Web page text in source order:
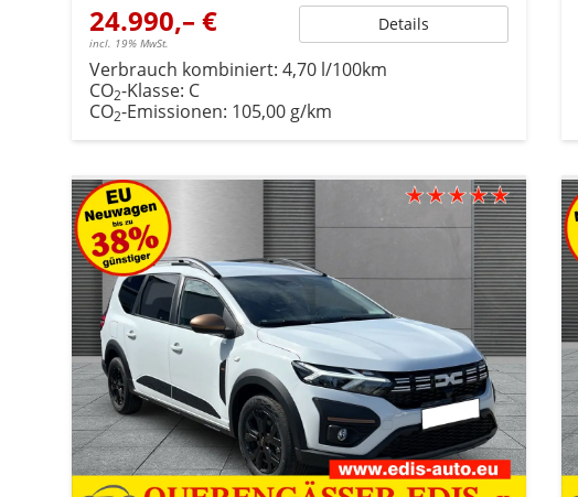
24.990,– €
incl. 19% MwSt.
Details
Verbrauch kombiniert: 4,70 l/100km
CO2-Klasse: C
CO2-Emissionen: 105,00 g/km